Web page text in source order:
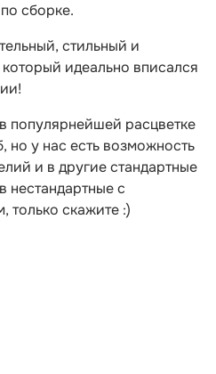
сборке.
стильный и
идеально вписался
популярнейшей расцветке
но у нас есть возможность
и в другие стандартные
нестандартные с
только скажите :)